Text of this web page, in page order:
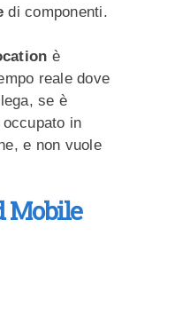
di componenti.
è
reale dove
se è
in
e non vuole
Mobile